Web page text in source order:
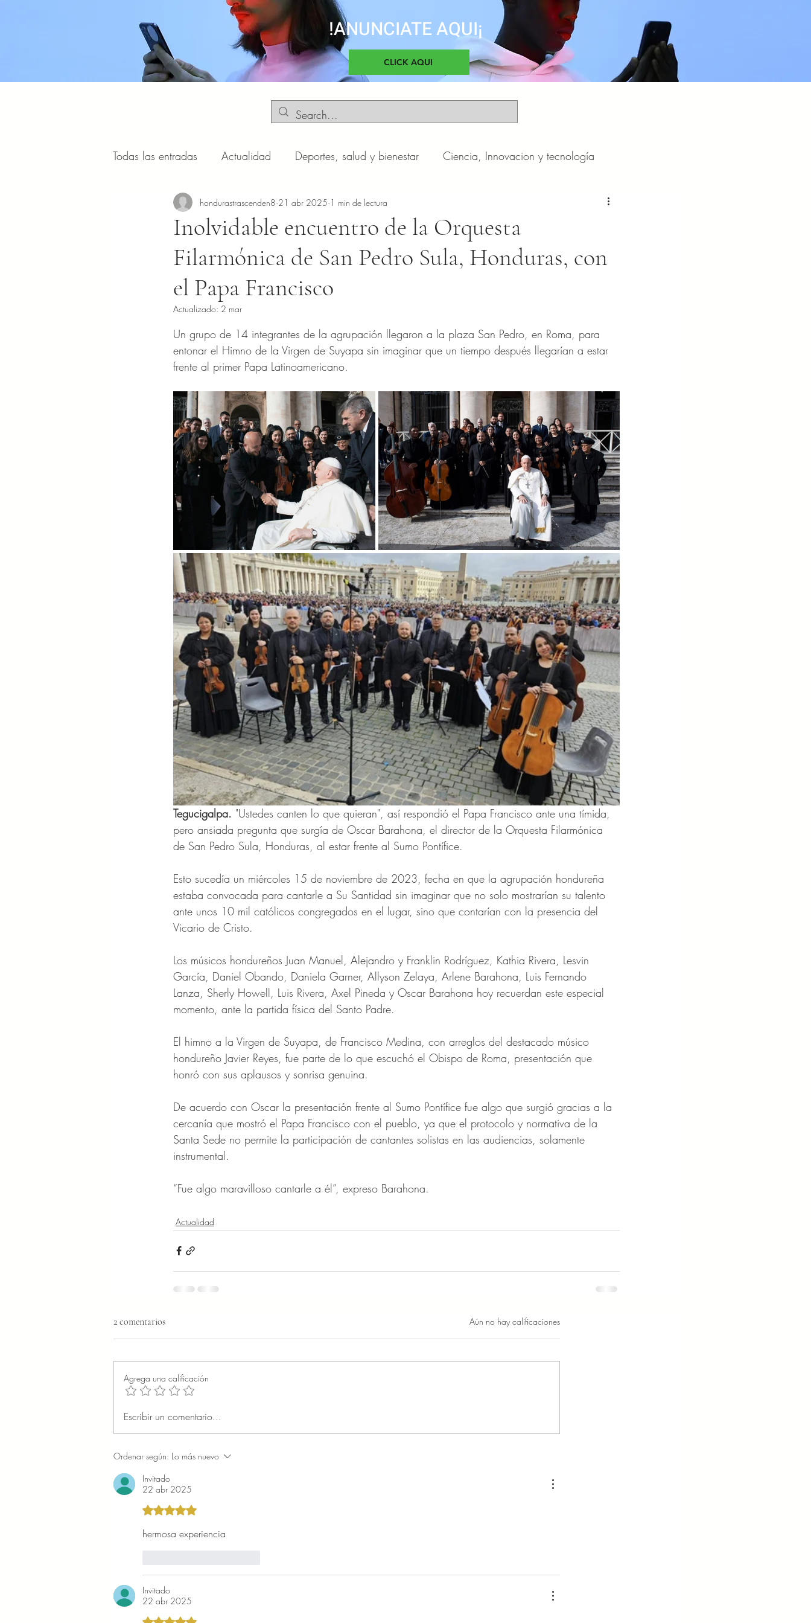
!ANUNCIATE AQUI¡
CLICK AQUI
Todas las entradas Actualidad Deportes, salud y bienestar Ciencia, Innovacion y tecnología
Estilo de vida, viajes y turismo Negocios y Emprendimientos Cultura, sociedad y entretenimiento
Portal Internacional Mascotas Automóviles Novedades
Inolvidable encuentro de la Orquesta
Filarmónica de San Pedro Sula, Honduras, con
el Papa Francisco
hondurastrascenden8 21 abr 2025 1 min de lectura
Actualizado: 2 mar
Un grupo de 14 integrantes de la agrupación llegaron a la plaza San Pedro, en Roma, para
entonar el Himno de la Virgen de Suyapa sin imaginar que un tiempo después llegarían a estar
frente al primer Papa Latinoamericano.
Tegucigalpa. "Ustedes canten lo que quieran", así respondió el Papa Francisco ante una tímida,
pero ansiada pregunta que surgía de Oscar Barahona, el director de la Orquesta Filarmónica
de San Pedro Sula, Honduras, al estar frente al Sumo Pontífice.
Esto sucedía un miércoles 15 de noviembre de 2023, fecha en que la agrupación hondureña
estaba convocada para cantarle a Su Santidad sin imaginar que no solo mostrarían su talento
ante unos 10 mil católicos congregados en el lugar, sino que contarían con la presencia del
Vicario de Cristo.
Los músicos hondureños Juan Manuel, Alejandro y Franklin Rodríguez, Kathia Rivera, Lesvin
García, Daniel Obando, Daniela Garner, Allyson Zelaya, Arlene Barahona, Luis Fernando
Lanza, Sherly Howell, Luis Rivera, Axel Pineda y Oscar Barahona hoy recuerdan este especial
momento, ante la partida física del Santo Padre.
El himno a la Virgen de Suyapa, de Francisco Medina, con arreglos del destacado músico
hondureño Javier Reyes, fue parte de lo que escuchó el Obispo de Roma, presentación que
honró con sus aplausos y sonrisa genuina.
De acuerdo con Oscar la presentación frente al Sumo Pontífice fue algo que surgió gracias a la
cercanía que mostró el Papa Francisco con el pueblo, ya que el protocolo y normativa de la
Santa Sede no permite la participación de cantantes solistas en las audiencias, solamente
instrumental.
“Fue algo maravilloso cantarle a él”, expreso Barahona.
Actualidad
2 comentarios Obtuvo 0 de 5 estrellas.
Aún no hay calificaciones
Agrega una calificación
Escribir un comentario...
Ordenar según: Lo más nuevo
Invitado
22 abr 2025
Obtuvo 5 de 5 estrellas.
hermosa experiencia
Invitado
22 abr 2025